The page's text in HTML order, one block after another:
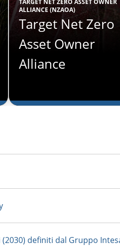
TARGET NET ZERO ASSET OWNER
ALLIANCE (NZAOA)
Target Net Zero
Asset Owner
Alliance
Alliance
in azioni e corporate bond
definiti dal Gruppo